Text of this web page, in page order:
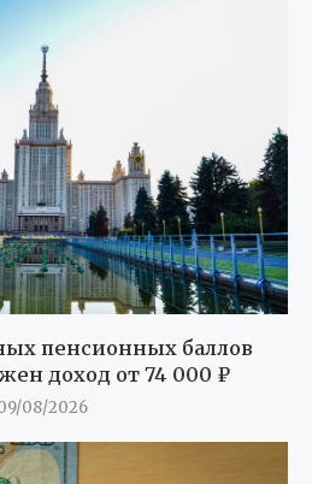
пенсионных баллов
доход от 74 000 ₽
08/2026